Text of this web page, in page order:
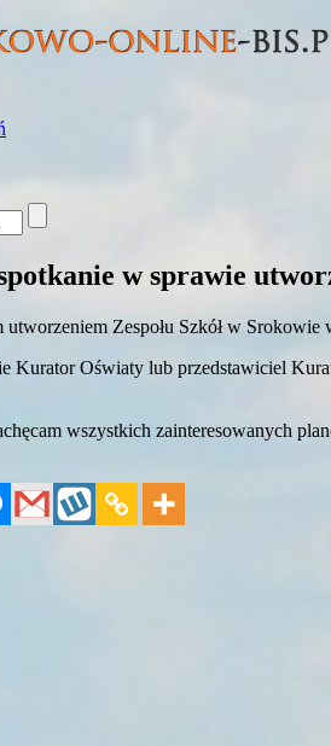
w sprawie
Zespołu Szkół w
Kurator Oświaty lub przedstawiciel
wszystkich zainteresowanych